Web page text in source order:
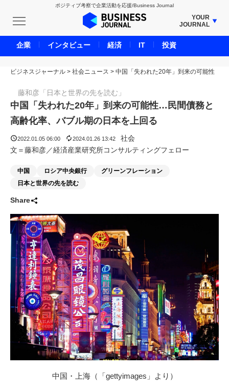
ポジティブ考察で企業活動を応援/Business Journal
YOUR
JOURNAL
BUSINESS JOURNAL
UNICORN JOURNAL
CARBON CREDITS JOURNAL
IVS JOURNAL
ENERGY MANAGEMENT JOURNAL
INBOUND JOURNAL
LIFE ENDING JOURNAL
AI JOURNAL
SMART MARKETING JOURNAL
ビジネスジャーナル > 社会ニュース > 中国「失われた20年」到来の可能性
藤和彦「日本と世界の先を読む」
中国「失われた20年」到来の可能性…民間債務と
高齢化率、バブル期の日本を上回る
2022.01.05 06:00 2024.01.26 13:42
社会
文＝藤和彦／経済産業研究所コンサルティングフェロー
中国 ロシア中央銀行
グリーンフレーション
日本と世界の先を読む
Share
中国・上海（「gettyimages」より）
企業 インタビュー 経済 IT 投資